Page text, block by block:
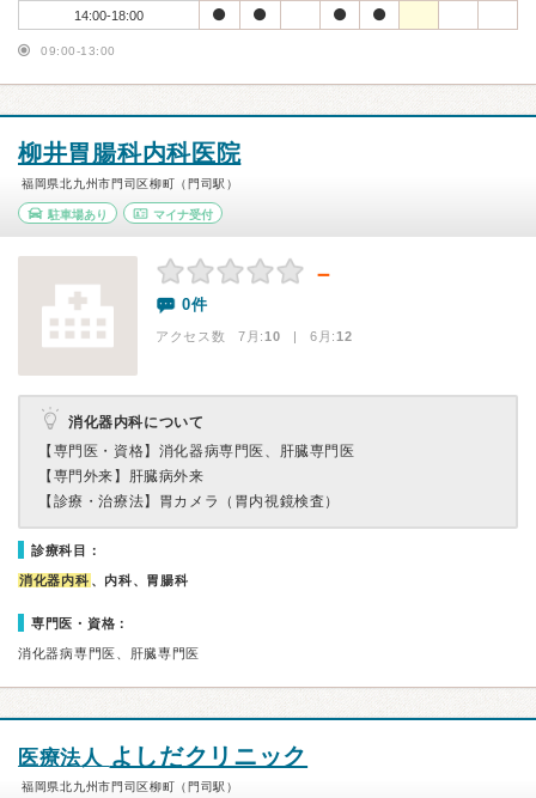
14:00-18:00
09:00-13:00
柳井胃腸科内科医院
福岡県北九州市門司区柳町（門司駅）
駐車場あり マイナ受付
－
0件
アクセス数 7月:10 | 6月:12
消化器内科について
【専門医・資格】 消化器病専門医、肝臓専門医
【専門外来】 肝臓病外来
【診療・治療法】 胃カメラ（胃内視鏡検査）
診療科目：
消化器内科 、内科、胃腸科
専門医・資格：
消化器病専門医、肝臓専門医
医療法人 よしだクリニック
福岡県北九州市門司区柳町（門司駅）